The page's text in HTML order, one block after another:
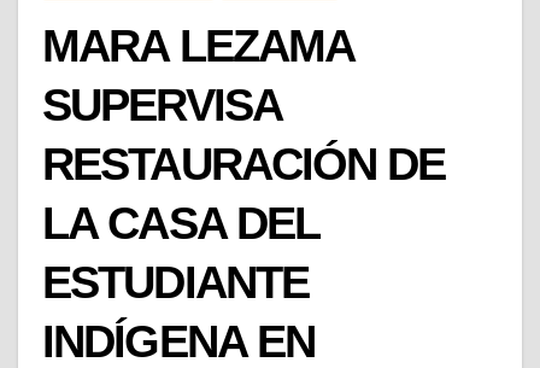
MARA LEZAMA
SUPERVISA
RESTAURACIÓN DE
LA CASA DEL
ESTUDIANTE
INDÍGENA EN